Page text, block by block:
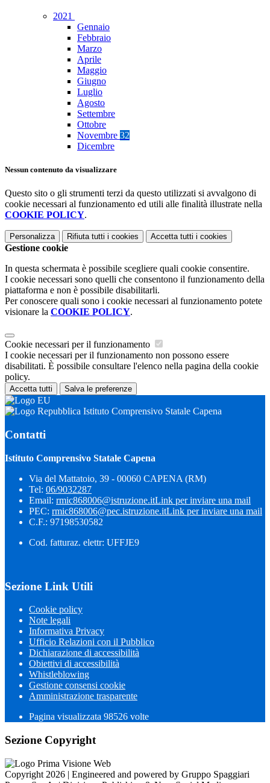
2021
Gennaio
Febbraio
Marzo
Aprile
Maggio
Giugno
Luglio
Agosto
Settembre
Ottobre
Novembre 32
Dicembre
Nessun contenuto da visualizzare
Questo sito o gli strumenti terzi da questo utilizzati si avvalgono di
cookie necessari al funzionamento ed utili alle finalità illustrate nella
COOKIE POLICY.
Personalizza Rifiuta tutti i cookies Accetta tutti i cookies
Gestione cookie
In questa schermata è possibile scegliere quali cookie consentire.
I cookie necessari sono quelli che consentono il funzionamento della
piattaforma e non è possibile disabilitarli.
Per conoscere quali sono i cookie necessari al funzionamento potete
visionare la COOKIE POLICY.
Cookie necessari per il funzionamento
I cookie necessari per il funzionamento non possono essere
disabilitati. È possibile consultare l'elenco nella pagina della cookie
policy.
Accetta tutti Salva le preferenze
Istituto Comprensivo Statale Capena
Contatti
Istituto Comprensivo Statale Capena
Via del Mattatoio, 39 - 00060 CAPENA (RM)
Tel: 06/9032287
Email: rmic868006@istruzione.itLink per inviare una mail
PEC: rmic868006@pec.istruzione.itLink per inviare una mail
C.F.: 97198530582
Cod. fatturaz. elettr: UFFJE9
Sezione Link Utili
Cookie policy
Note legali
Informativa Privacy
Ufficio Relazioni con il Pubblico
Dichiarazione di accessibilità
Obiettivi di accessibilità
Whistleblowing
Gestione consensi cookie
Amministrazione trasparente
Pagina visualizzata 98526 volte
Sezione Copyright
Copyright 2026 | Engineered and powered by Gruppo Spaggiari